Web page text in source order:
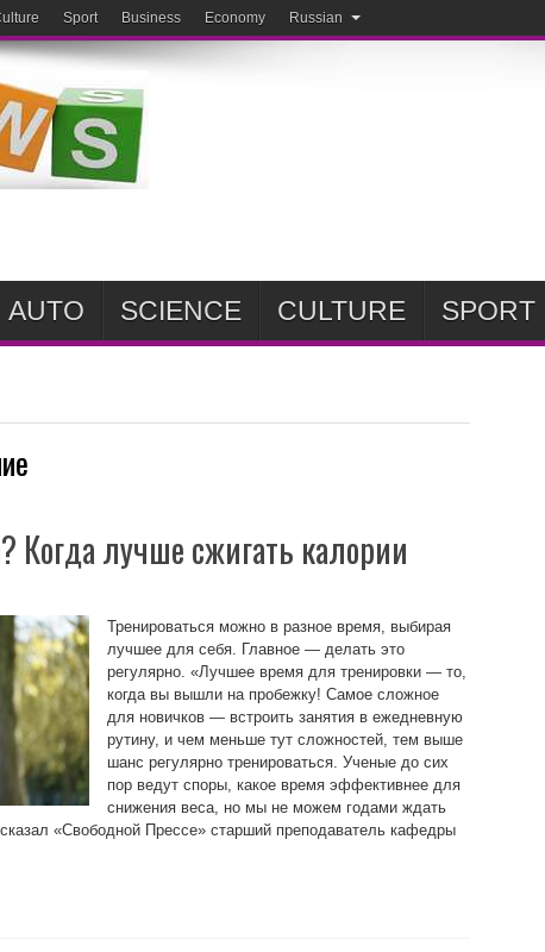
Sport Business Economy Russian
AUTO SCIENCE CULTURE SPORT
Когда лучше сжигать калории
Тренироваться можно в разное время, выбирая
лучшее для себя. Главное — делать это
регулярно. «Лучшее время для тренировки — то,
когда вы вышли на пробежку! Самое сложное
для новичков — встроить занятия в ежедневную
рутину, и чем меньше тут сложностей, тем выше
шанс регулярно тренироваться. Ученые до сих
пор ведут споры, какое время эффективнее для
снижения веса, но мы не можем годами ждать
«Свободной Прессе» старший преподаватель кафедры